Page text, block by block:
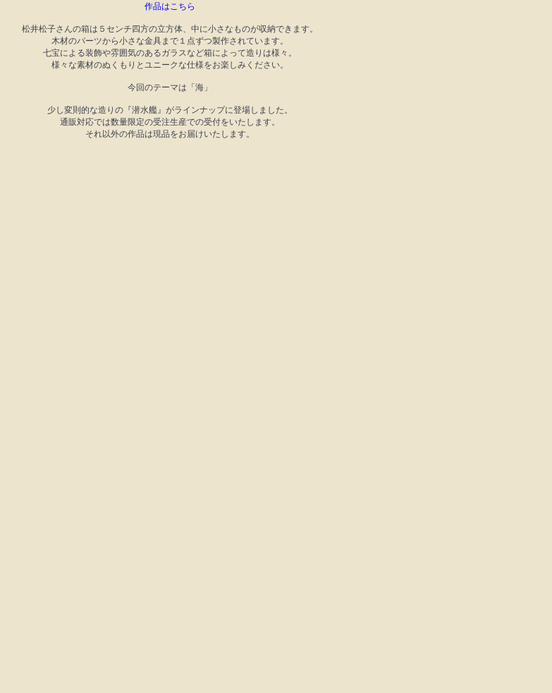
作品はこちら
松井松子さんの箱は５センチ四方の立方体、中に小さなものが収納できます。
木材のパーツから小さな金具まで１点ずつ製作されています。
七宝による装飾や雰囲気のあるガラスなど箱によって造りは様々。
様々な素材のぬくもりとユニークな仕様をお楽しみください。
今回のテーマは「海」
少し変則的な造りの『潜水艦』がラインナップに登場しました。
通販対応では数量限定の受注生産での受付をいたします。
それ以外の作品は現品をお届けいたします。